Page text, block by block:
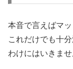
本音で言えばマ
これだけでも十
わけにはいきませ